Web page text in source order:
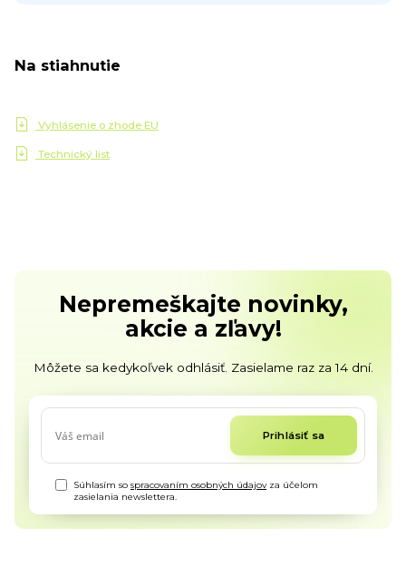
Na stiahnutie
Vyhlásenie o zhode EU
Technický list
Nepremeškajte novinky,
akcie a zľavy!
Môžete sa kedykoľvek odhlásiť. Zasielame raz za 14 dní.
Prihlásiť sa
Súhlasím sospracovaním osobných údajovza účelom
zasielania newslettera.